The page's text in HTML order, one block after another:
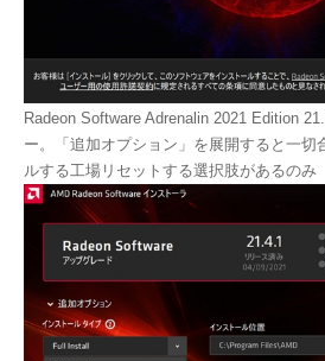
Radeon Software Adrenalin 2021 Edition
ー。「追加オプション」を展開すると一切
ルする工場リセットする選択肢があるのみ